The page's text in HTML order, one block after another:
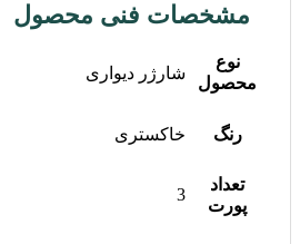
مشخصات فنی محصول
نوع
محصول
شارژر دیواری
رنگ خاکستری
تعداد
پورت
3